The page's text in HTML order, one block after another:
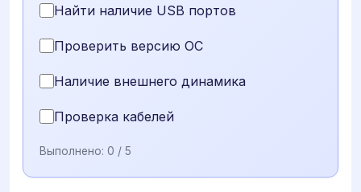
Найти наличие USB портов
Проверить версию ОС
Наличие внешнего динамика
Проверка кабелей
Выполнено: 0 / 5